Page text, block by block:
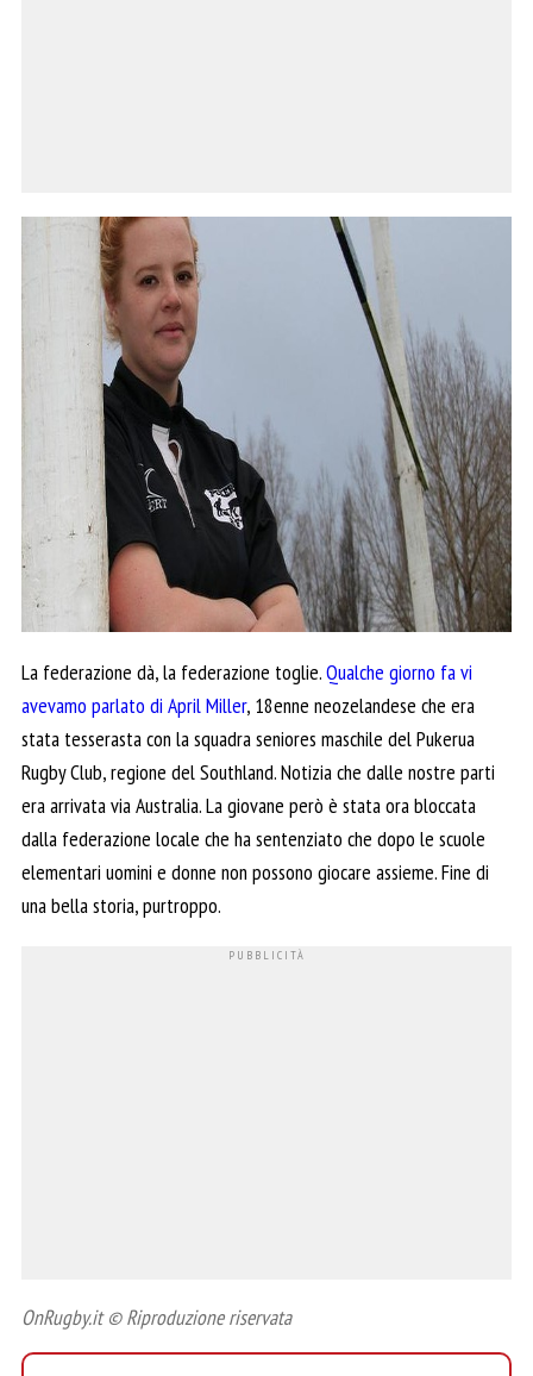
La federazione dà, la federazione toglie.Qualche giorno fa vi
avevamo parlato di April Miller, 18enne neozelandese che era
stata tesserasta con la squadra seniores maschile del Pukerua
Rugby Club, regione del Southland. Notizia che dalle nostre parti
era arrivata via Australia. La giovane però è stata ora bloccata
dalla federazione locale che ha sentenziato che dopo le scuole
elementari uomini e donne non possono giocare assieme. Fine di
una bella storia, purtroppo.
OnRugby.it © Riproduzione riservata